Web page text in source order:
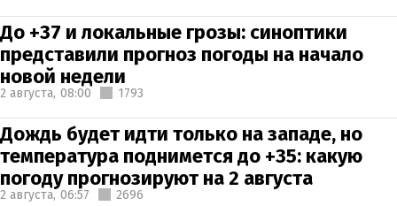
До +37 и локальные грозы: синоптики
представили прогноз погоды на начало
новой недели
2 августа, 08:00 1793
Дождь будет идти только на западе, но
температура поднимется до +35: какую
погоду прогнозируют на 2 августа
2 августа, 06:57 2696